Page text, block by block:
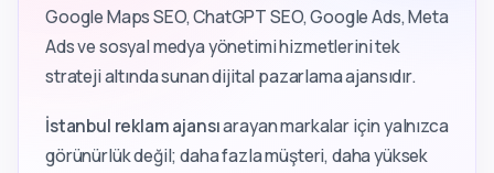
Google Maps SEO, ChatGPT SEO, Google Ads, Meta
Ads ve sosyal medya yönetimi hizmetlerini tek
strateji altında sunan dijital pazarlama ajansıdır.
İstanbul reklam ajansıarayan markalar için yalnızca
görünürlük değil; daha fazla müşteri, daha yüksek